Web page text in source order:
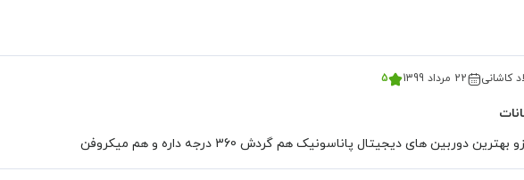
کاشانی 22 مرداد 1399 5
دوربین های دیجیتال پاناسونیک هم گردش 360 درجه داره و هم میکروفن